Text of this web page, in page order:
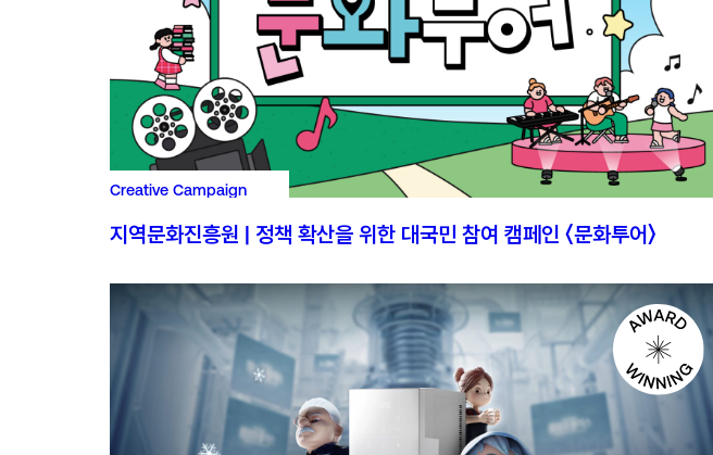
Creative Campaign
지역문화진흥원 | 정책 확산을 위한 대국민 참여 캠페인 〈문화투어〉